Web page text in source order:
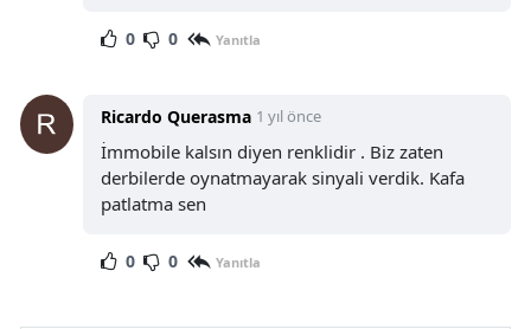
0 0 Yanıtla
Ricardo Querasma 1 yıl önce
İmmobile kalsın diyen renklidir . Biz zaten
derbilerde oynatmayarak sinyali verdik. Kafa
patlatma sen
0 0 Yanıtla